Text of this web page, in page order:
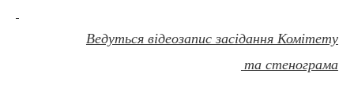
Ведуться відеозапис засідання Комітету
та стенограма